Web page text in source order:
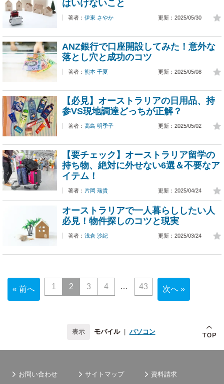
はいけないこと
更新：2025/05/30
著者： 伊東 さやか
ANZ銀行で口座開設してみた！意外な
落とし穴と成功のコツ
更新：2025/05/08
著者： 熊本 千夏
【必見】オーストラリアの日用品、持
参VS現地調達どっちが正解？
更新：2025/05/02
著者： 高島 明季子
【要チェック】オーストラリア留学の
持ち物、絶対に外せない6選＆不要なア
イテム！
更新：2025/04/24
著者： 片岡 瑞貴
オーストラリアで一人暮らししたい人
必見！物件探しのコツと現実
更新：2025/03/24
著者： 浅倉 沙紀
« 前へ 1 2 3 4 43 次へ »
モバイル | パソコン
お問い合わせ サイトマップ 資料請求